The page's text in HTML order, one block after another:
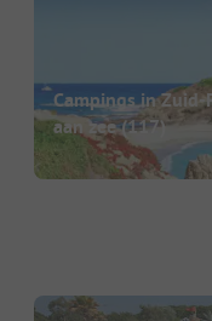
Campings in
aan zee(117)